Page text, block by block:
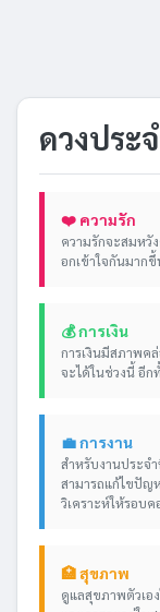
ดวงประ
❤️ ความรัก
ความรักจะสมหวั
อกเข้าใจกันมาก
💰 การเงิน
การเงินมีสภาพค
จะได้ในช่วงนี้ อี
💼 การงาน
สำหรับงานประจ
สามารถแก้ไขปัญ
วิเคราะห์ให้รอบค
🏥 สุขภาพ
ดูแลสุขภาพตัวเอ